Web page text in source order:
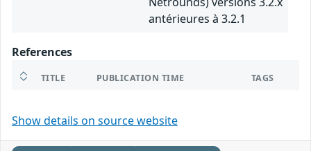
antérieures à 3.2.1
References
TITLE PUBLICATION TIME TAGS
Show details on source website